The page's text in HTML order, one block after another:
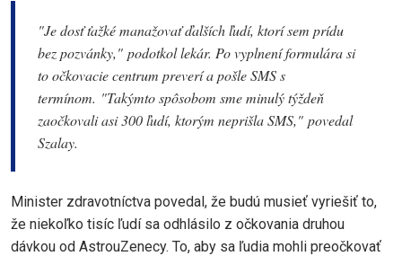
"Je dosť ťažké manažovať ďalších ľudí, ktorí sem prídu
bez pozvánky," podotkol lekár. Po vyplnení formulára si
to očkovacie centrum preverí a pošle SMS s
termínom. "Takýmto spôsobom sme minulý týždeň
zaočkovali asi 300 ľudí, ktorým neprišla SMS," povedal
Szalay.
Minister zdravotníctva povedal, že budú musieť vyriešiť to,
že niekoľko tisíc ľudí sa odhlásilo z očkovania druhou
dávkou od AstrouZenecy. To, aby sa ľudia mohli preočkovať